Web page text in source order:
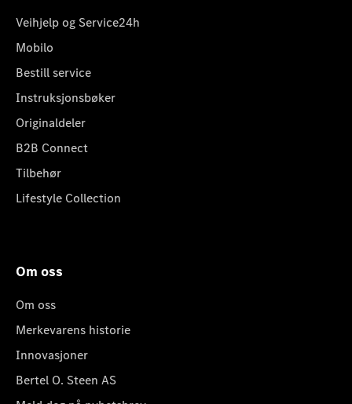
Veihjelp og Service24h
Mobilo
Bestill service
Instruksjonsbøker
Originaldeler
B2B Connect
Tilbehør
Lifestyle Collection
Om oss
Om oss
Merkevarens historie
Innovasjoner
Bertel O. Steen AS